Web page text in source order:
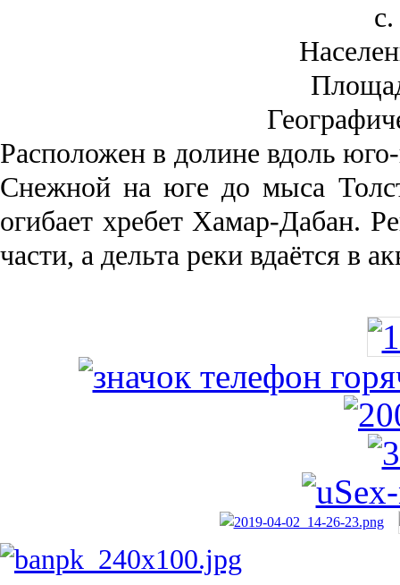
Рас­положен в долине вдоль
Снежной на юге до мыса
огибает хребет Хамар-Дабан.
части, а дельта реки вда­ётся в